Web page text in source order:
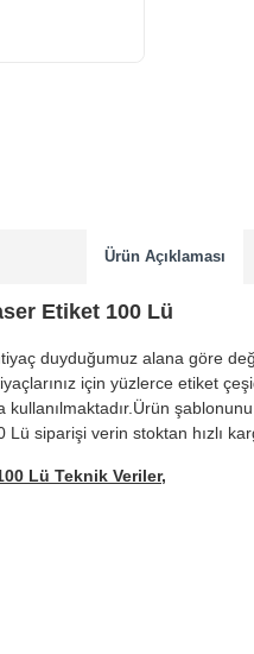
Ürün Açıklaması
Etiket 100 Lü
duyduğumuz alana göre
için yüzlerce etiket
siparişi verin stoktan hızlı
Lü Teknik Veriler,